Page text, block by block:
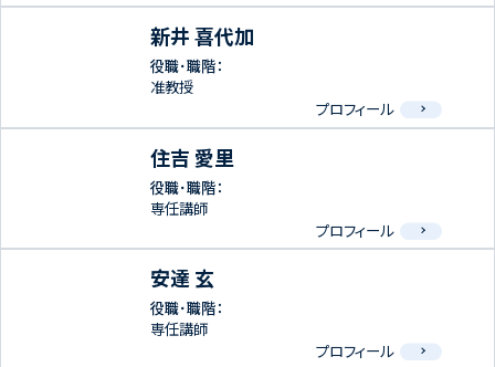
新井 喜代加
役職･職階：
准教授
プロフィール
住吉 愛里
役職･職階：
専任講師
プロフィール
安達 玄
役職･職階：
専任講師
プロフィール